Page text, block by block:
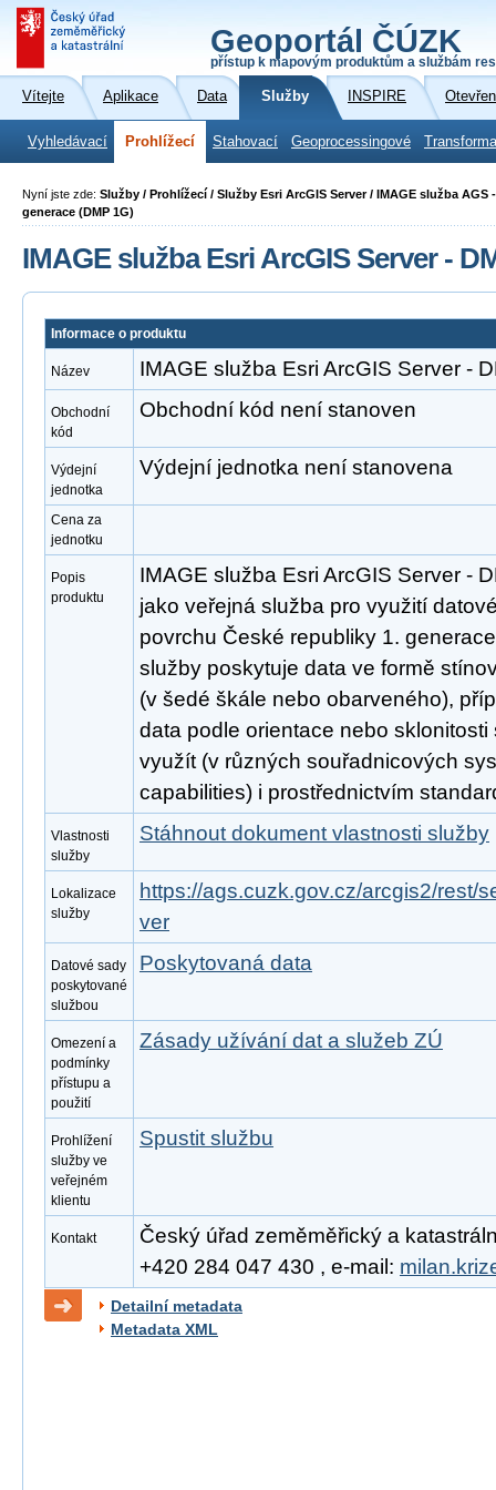
Geoportál ČÚZK
přístup k mapovým produktům a službám
Vítejte Aplikace Data Služby INSPIRE
Vyhledávací Prohlížecí Stahovací Geoprocessingové
Nyní jste zde: Služby / Prohlížecí / Služby Esri ArcGIS Server / IMAGE služba
generace (DMP 1G)
IMAGE služba Esri ArcGIS Server -
Informace o produktu
Název IMAGE služba Esri ArcGIS Server -
Obchodní
kód
Obchodní kód není stanoven
Výdejní
jednotka
Výdejní jednotka není stanovena
Cena za
jednotku
Popis
produktu
IMAGE služba Esri ArcGIS Server -
jako veřejná služba pro využití
povrchu České republiky 1.
služby poskytuje data ve formě
(v šedé škále nebo obarveného),
data podle orientace nebo
využít (v různých souřadnicových
capabilities) i prostřednictvím
Vlastnosti
služby
Stáhnout dokument vlastnosti služby
Lokalizace
služby
https://ags.cuzk.gov.cz/arcgis2/rest/
ver
Datové sady
poskytované
službou
Poskytovaná data
Omezení a
podmínky
přístupu a
použití
Zásady užívání dat a služeb ZÚ
Prohlížení
služby ve
veřejném
klientu
Spustit službu
Kontakt
Český úřad zeměměřický a
+420 284 047 430 , e-mail:
Detailní metadata
Metadata XML